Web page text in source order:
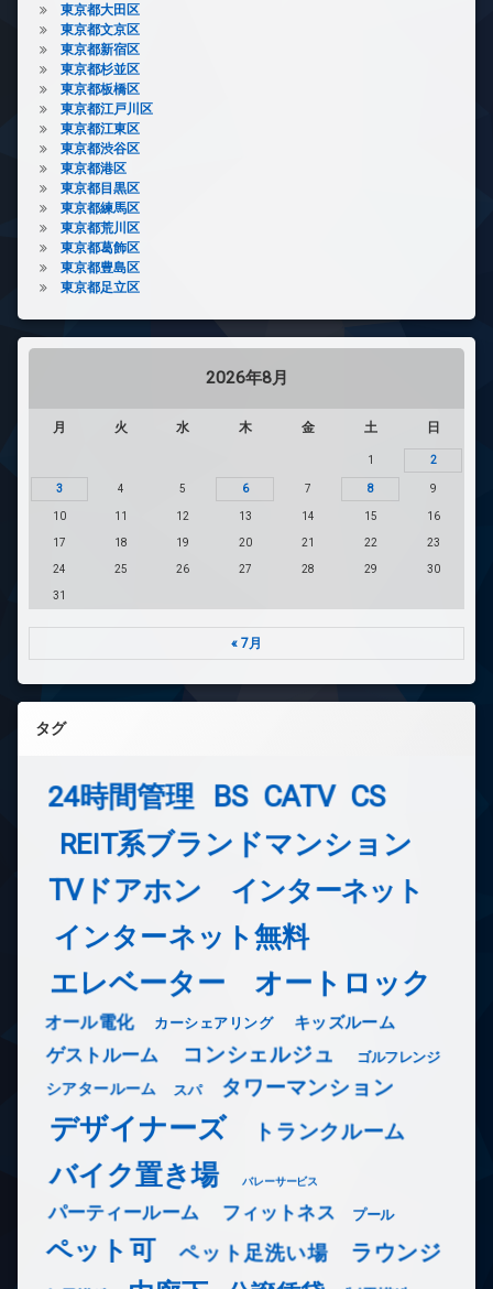
東京都大田区
東京都文京区
東京都新宿区
東京都杉並区
東京都板橋区
東京都江戸川区
東京都江東区
東京都渋谷区
東京都港区
東京都目黒区
東京都練馬区
東京都荒川区
東京都葛飾区
東京都豊島区
東京都足立区
2026年8月
月 火 水 木 金 土 日
1 2
3 4 5 6 7 8 9
10 11 12 13 14 15 16
17 18 19 20 21 22 23
24 25 26 27 28 29 30
31
« 7月
タグ
24時間管理 BS CATV CS
REIT系ブランドマンション
TVドアホン インターネット
インターネット無料
エレベーター オートロック
オール電化 カーシェアリング キッズルーム
ゲストルーム コンシェルジュ ゴルフレンジ
シアタールーム スパ タワーマンション
デザイナーズ トランクルーム
バイク置き場 バレーサービス
パーティールーム フィットネス プール
ペット可 ペット足洗い場 ラウンジ